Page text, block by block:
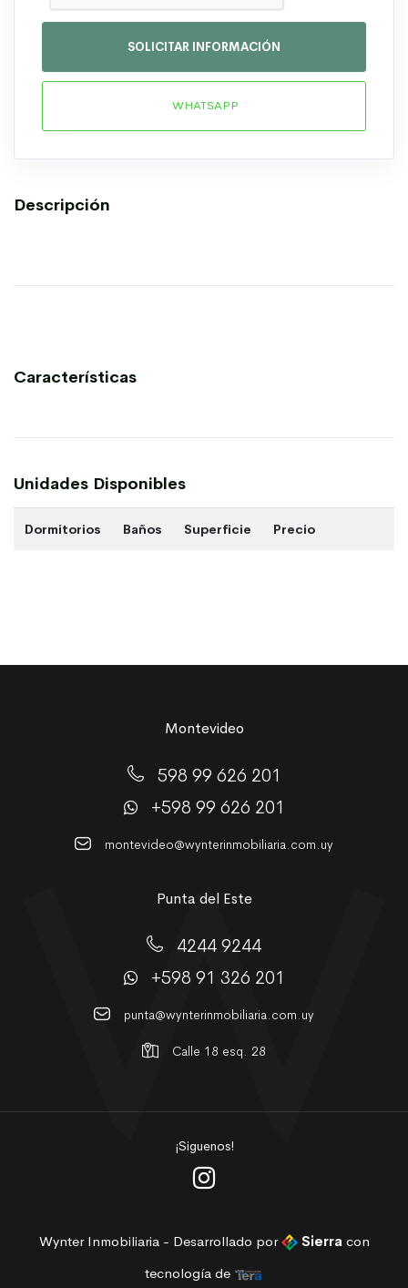
SOLICITAR INFORMACIÓN
WHATSAPP
Descripción
Características
Unidades Disponibles
Dormitorios Baños Superficie Precio
Montevideo
598 99 626 201
+598 99 626 201
montevideo@wynterinmobiliaria.com.uy
Punta del Este
4244 9244
+598 91 326 201
punta@wynterinmobiliaria.com.uy
Calle 18 esq. 28
¡Siguenos!
Wynter Inmobiliaria - Desarrollado por Sierra con
tecnología de